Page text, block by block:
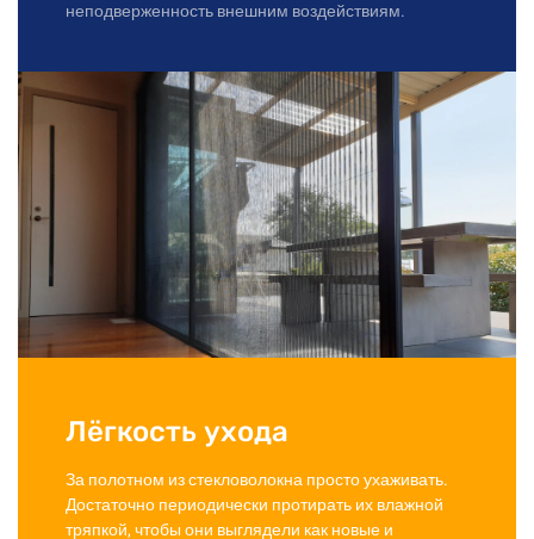
неподверженность внешним воздействиям.
Лёгкость ухода
За полотном из стекловолокна просто ухаживать.
Достаточно периодически протирать их влажной
тряпкой, чтобы они выглядели как новые и